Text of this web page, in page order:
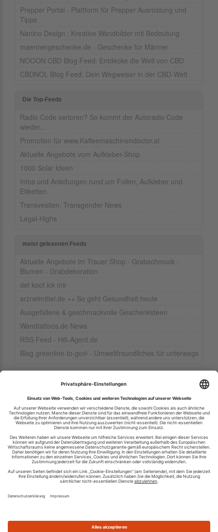
Prepper Portal - Plattform für Prepper Ausrüstung und
Tipps
Nanino Design : Kreative Wandbilder mit Bedeutung
maennergeschenke.de - Geschenke für Männer
NOOON CBD Blog Feed: Entdecke die Welt von CBD
CBDNOL Blog Feed: Dein Wegweiser in der CBD-Welt
Die Top-Feeds
Radio Code verloren? So kommt der Autoradio Code
wieder...
Promotion für www.Kaffeemaschinendoctor.at
Aktuelle Angebote vom Aufkleber-Shop
1000 Solar Ideen
Infos und Anleitungen rund um Folien, Aufkleber und
Etiketten
Transvesiten, Transgender News
Legal-Highs
meist gelesenen Feeds
Aktuelle Angebote im Trauer Shop - Grabschmuck -
Blumen - Grabdekoration
det koof ick mir
arzneimittel.de ++ So geht Gesundheit heute
Ausgefallene & geschmackvolle Geschenkideen
Wandtattoos.de News
RSS Feed - Hifi-Agent.de
Blog greenline-to-go® - Umweltfreundliches für unterwegs
Ihren RSS-Feed veröffentlichen
RSS-Verzeichnis.de © 2003-2026
Impressum
Kontakt
Datenschutzinformation
Cookie-Einstellungen